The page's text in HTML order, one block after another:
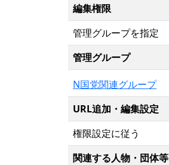
編集権限
管理グループを指定
管理グループ
N国党関連グループ
URL追加・編集設定
権限設定に従う
関連する人物・団体等